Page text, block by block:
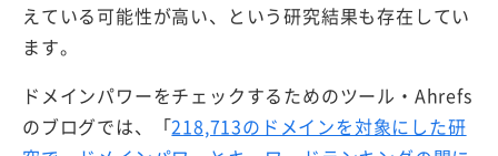
えている可能性が高い、という研究結果も存在してい
ます。
ドメインパワーをチェックするためのツール・Ahrefs
のブログでは、「218,713のドメインを対象にした研